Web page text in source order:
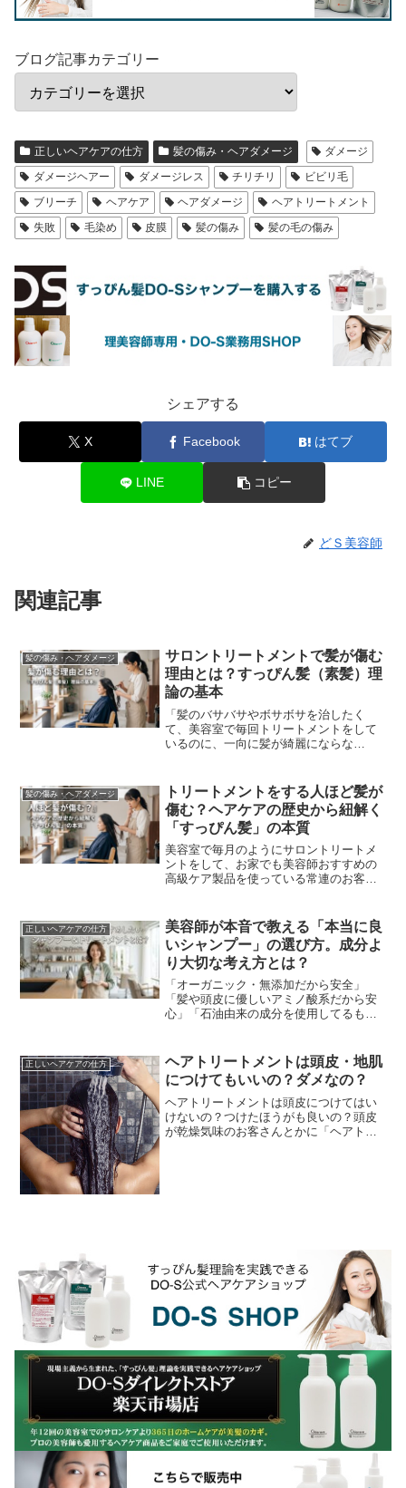
ブログ記事カテゴリー
正しいヘアケアの仕方 髪の傷み・ヘアダメージ
ダメージ
ダメージヘアー
ダメージレス チリチリ
ビビリ毛
ブリーチ
ヘアケア ヘアダメージ
ヘアトリートメント
失敗
毛染め 皮膜 髪の傷み 髪の毛の傷み
シェアする
X Facebook はてブ
LINE コピー
どＳ美容師
関連記事
髪の傷み・ヘアダメージ
サロントリートメントで髪が傷む
理由とは？すっぴん髪（素髪）理
論の基本
「髪のバサバサやボサボサを治したく
て、美容室で毎回トリートメントをして
いるのに、一向に髪が綺麗にならな
うサロントリートメントが、逆...
髪の傷み・ヘアダメージ
トリートメントをする人ほど髪が
傷む？ヘアケアの歴史から紐解く
「すっぴん髪」の本質
美容室で毎月のようにサロントリートメ
ントをして、お家でも美容師おすすめの
高級ケア製品を使っている常連のお客
りも確実に髪がボサボサ...
正しいヘアケアの仕方
美容師が本音で教える「本当に良
いシャンプー」の選び方。成分よ
り大切な考え方とは？
「オーガニック・無添加だから安全」
「髪や頭皮に優しいアミノ酸系だから安
心」「石油由来の成分を使用してるもの
握る美容師たちが本当に...
正しいヘアケアの仕方
ヘアトリートメントは頭皮・地肌
につけてもいいの？ダメなの？
ヘアトリートメントは頭皮につけてはい
けないの？つけたほうがも良いの？頭皮
が乾燥気味のお客さんとかに「ヘアトリ